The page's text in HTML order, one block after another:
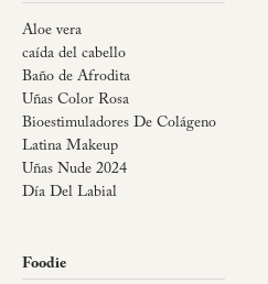
Aloe vera
caída del cabello
Baño de Afrodita
Uñas Color Rosa
Bioestimuladores De Colágeno
Latina Makeup
Uñas Nude 2024
Día Del Labial
Foodie